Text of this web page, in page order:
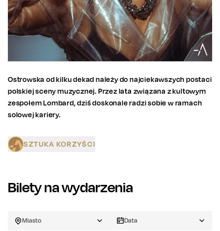
Ostrowska od kilku dekad należy do najciekawszych postaci
polskiej sceny muzycznej. Przez lata związana z kultowym
zespołem Lombard, dziś doskonale radzi sobie w ramach
solowej kariery.
SZTUKA KORZYŚCI
Bilety na wydarzenia
Miasto Data